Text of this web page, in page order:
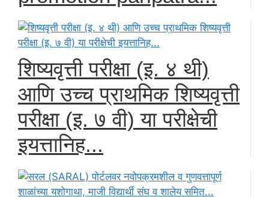
शिष्यवृत्ती परीक्षा (इ. ४ थी)
आणि उच्च प्राथमिक शिष्यवृत्ती
परीक्षा (इ. ७ वी) या परीक्षेची
इयत्तानिह...